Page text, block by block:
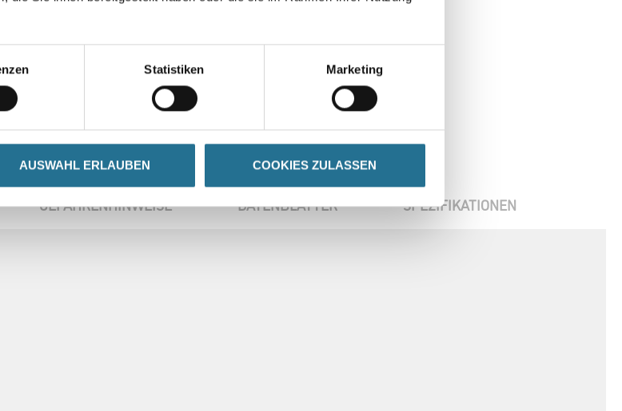
Statistiken Marketing
AUSWAHL ERLAUBEN COOKIES ZULASSEN
GEFAHRENHINWEISE DATENBLÄTTER SPEZIFIKATIONEN